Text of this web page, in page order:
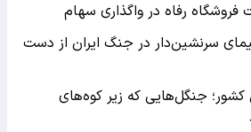
فروشگاه رفاه در واگذاری سهام
دستکم 7 هواپیمای سرنشین‌دار در جنگ ایران از دست
جنگل‌هایی که زیر کوه‌های